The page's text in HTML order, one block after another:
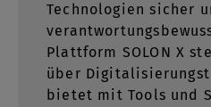
Technologien sicher
Plattform SOLON X
über
bietet mit Tools und